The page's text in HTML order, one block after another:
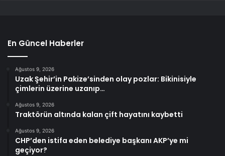
En Güncel Haberler
Ağustos 9, 2026
Uzak Şehir’in Pakize’sinden olay pozlar: Bikinisiyle
çimlerin üzerine uzanıp…
Ağustos 9, 2026
Traktörün altında kalan çift hayatını kaybetti
Ağustos 9, 2026
CHP’den istifa eden belediye başkanı AKP’ye mi
geçiyor?